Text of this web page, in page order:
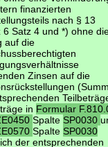
finanzierten
nach § 13
6 Satz 4 und *) ohne
auf die
Zinsen auf die
in Formular
SpalteSP0030
SpalteSP0030
der entsprechenden